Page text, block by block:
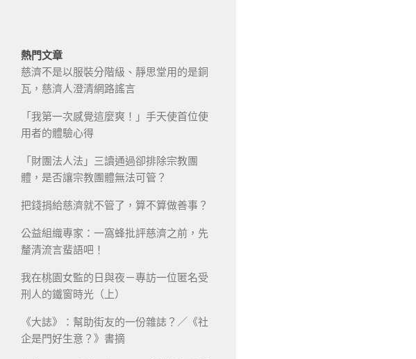
熱門文章
慈濟不是以服裝分階級、靜思堂用的是銅
瓦，慈濟人澄清網路謠言
「我第一次感覺這麼爽！」手天使首位使
用者的體驗心得
「財團法人法」三讀通過卻排除宗教團
體，是否讓宗教團體無法可管？
把錢捐給慈濟就不管了，算不算做善事？
公益組織專家：一窩蜂批評慈濟之前，先
釐清流言蜚語吧！
我在桃園女監的日與夜－專訪一位匿名受
刑人的鐵窗時光（上）
《大誌》：幫助街友的一份雜誌？／《社
企是門好生意？》書摘